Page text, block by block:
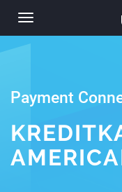
Toggle
navigation
Payment